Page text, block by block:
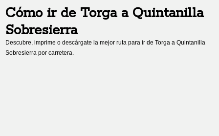
Cómo ir de Torgaa Quintanilla
Sobresierra
Descubre, imprime o descárgate la mejor ruta para ir deTorga aQuintanilla
Sobresierra por carretera.